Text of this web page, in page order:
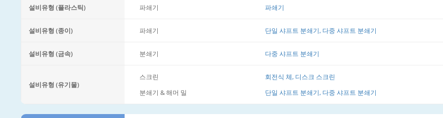
설비유형 (플라스틱) 파쇄기 파쇄기
설비유형 (종이) 파쇄기 단일 샤프트 분쇄기, 다중 샤프트 분쇄기
설비유형 (금속) 분쇄기 다중 샤프트 분쇄기
설비유형 (유기물)
스크린
회전식 체, 디스크 스크린
분쇄기 & 해머 밀
단일 샤프트 분쇄기, 다중 샤프트 분쇄기